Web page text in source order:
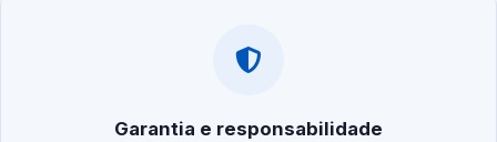
Garantia e responsabilidade